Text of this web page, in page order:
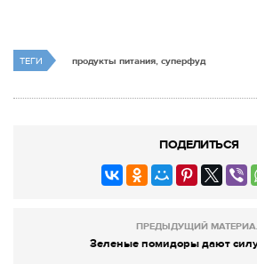
ТЕГИ продукты питания, суперфуд
ПОДЕЛИТЬСЯ
ПРЕДЫДУЩИЙ
Зеленые помидоры дают